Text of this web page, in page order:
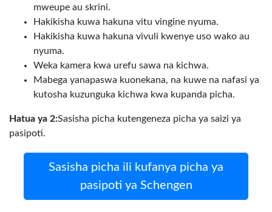
mweupe au skrini.
Hakikisha kuwa hakuna vitu vingine nyuma.
Hakikisha kuwa hakuna vivuli kwenye uso wako au
nyuma.
Weka kamera kwa urefu sawa na kichwa.
Mabega yanapaswa kuonekana, na kuwe na nafasi ya
kutosha kuzunguka kichwa kwa kupanda picha.
Hatua ya 2:Sasisha picha kutengeneza picha ya saizi ya
pasipoti.
Sasisha picha ili kufanya picha ya
pasipoti ya Schengen